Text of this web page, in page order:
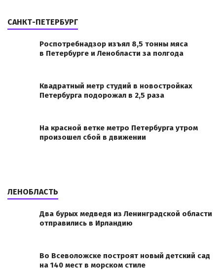
САНКТ-ПЕТЕРБУРГ
Роспотребнадзор изъял 8,5 тонны мяса
в Петербурге и Ленобласти за полгода
Квадратный метр студий в новостройках
Петербурга подорожал в 2,5 раза
На красной ветке метро Петербурга утром
произошел сбой в движении
ЛЕНОБЛАСТЬ
Два бурых медведя из Ленинградской области
отправились в Ирландию
Во Всеволожске построят новый детский сад
на 140 мест в морском стиле